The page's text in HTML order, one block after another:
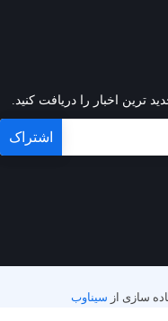
ترین اخبار را دریافت کنید.
سازی از سیناوب